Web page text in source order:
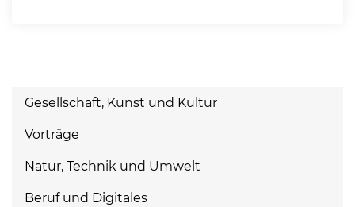
Gesellschaft, Kunst und Kultur
Vorträge
Natur, Technik und Umwelt
Beruf und Digitales